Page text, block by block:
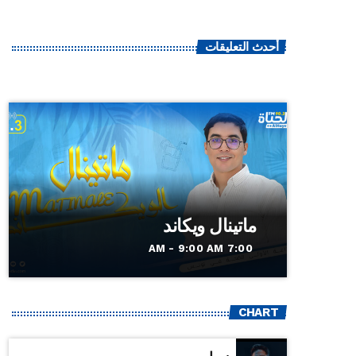
أحدث التعليقات
ماتينال ويكاند
7:00 AM - 9:00 AM
CHART